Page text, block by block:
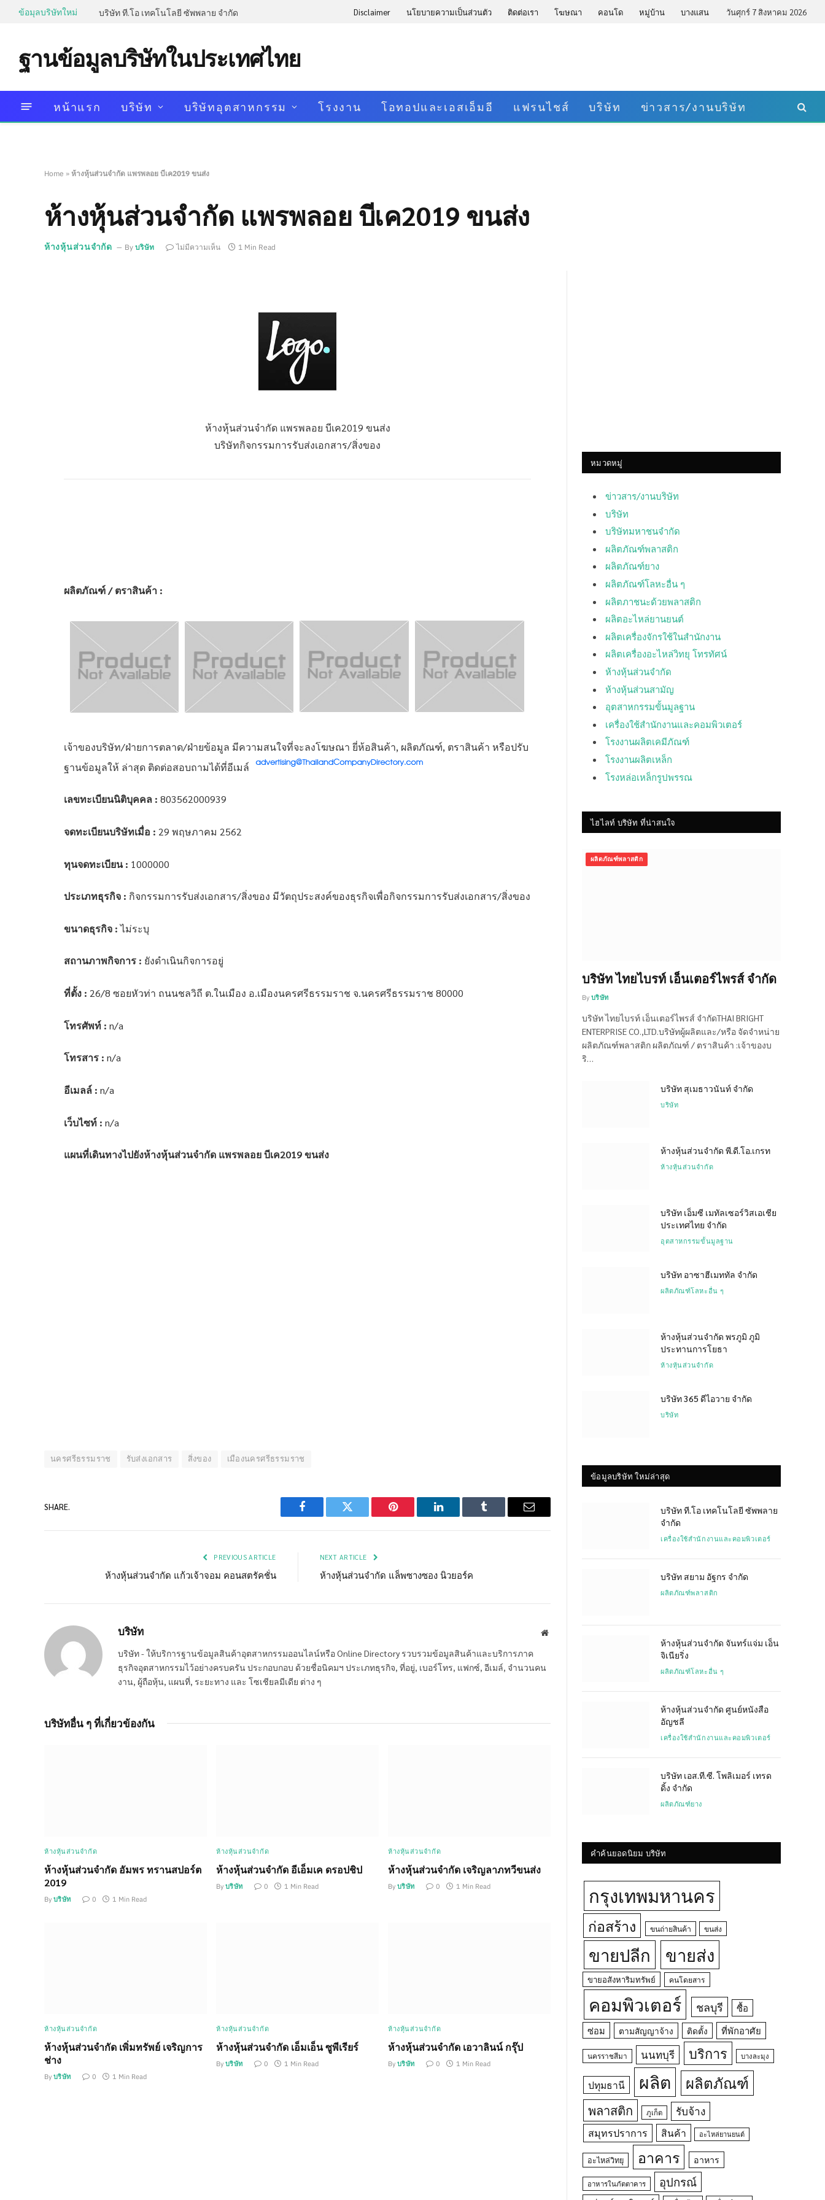
ข้อมุลบริษัทใหม่ บริษัท ที.โอ เทคโนโลยี ซัพพลาย จำกัด Disclaimer นโยบายความเป็นส่วนตัว ติดต่อเรา โฆษณา คอนโด หมู่บ้าน บางแสน วันศุกร์ 7 สิงหาคม 2026
ฐานข้อมูลบริษัทในประเทศไทย
หน้าแรก บริษัท บริษัทอุตสาหกรรม โรงงาน โอทอปและเอสเอ็มอี แฟรนไชส์ บริษัท ข่าวสาร/งานบริษัท
Home » ห้างหุ้นส่วนจำกัด แพรพลอย บีเค2019 ขนส่ง
ห้างหุ้นส่วนจำกัด แพรพลอย บีเค2019 ขนส่ง
ห้างหุ้นส่วนจำกัด By บริษัท ไม่มีความเห็น 1 Min Read
ห้างหุ้นส่วนจำกัด แพรพลอย บีเค2019 ขนส่ง
บริษัทกิจกรรมการรับส่งเอกสาร/สิ่งของ
ผลิตภัณฑ์ / ตราสินค้า :
เจ้าของบริษัท/ฝ่ายการตลาด/ฝ่ายข้อมูล มีความสนใจที่จะลงโฆษณา ยี่ห้อสินค้า, ผลิตภัณฑ์, ตราสินค้า หรือปรับ
ฐานข้อมูลให้ ล่าสุด ติดต่อสอบถามได้ที่อีเมล์
เลขทะเบียนนิติบุคคล : 803562000939
จดทะเบียนบริษัทเมื่อ : 29 พฤษภาคม 2562
ทุนจดทะเบียน : 1000000
ประเภทธุรกิจ : กิจกรรมการรับส่งเอกสาร/สิ่งของ มีวัตถุประสงค์ของธุรกิจเพื่อกิจกรรมการรับส่งเอกสาร/สิ่งของ
ขนาดธุรกิจ :ไม่ระบุ
สถานภาพกิจการ : ยังดำเนินกิจการอยู่
ที่ตั้ง : 26/8 ซอยหัวท่า ถนนชลวิถี ต.ในเมือง อ.เมืองนครศรีธรรมราช จ.นครศรีธรรมราช 80000
โทรศัพท์ : n/a
โทรสาร : n/a
อีเมลล์ : n/a
เว็บไซท์ : n/a
แผนที่เดินทางไปยังห้างหุ้นส่วนจำกัด แพรพลอย บีเค2019 ขนส่ง
นครศรีธรรมราช รับส่งเอกสาร สิ่งของ เมืองนครศรีธรรมราช
SHARE.
Facebook Twitter Pinterest LinkedIn Tumblr Email
PREVIOUS ARTICLE
ห้างหุ้นส่วนจำกัด แก้วเจ้าจอม คอนสตรัคชั่น
NEXT ARTICLE
ห้างหุ้นส่วนจำกัด แล็พซางซอง นิวยอร์ค
บริษัท Website
บริษัท - ให้บริการฐานข้อมูลสินค้าอุตสาหกรรมออนไลน์หรือ Online Directory รวบรวมข้อมูลสินค้าและบริการภาค
ธุรกิจอุตสาหกรรมไว้อย่างครบครัน ประกอบกอบ ด้วยชื่อนิคมฯ ประเภทธุรกิจ, ที่อยู่, เบอร์โทร, แฟกซ์, อีเมล์, จำนวนคน
งาน, ผู้ถือหุ้น, แผนที่, ระยะทาง และ โซเชียลมีเดีย ต่าง ๆ
บริษัทอื่น ๆ ที่เกี่ยวข้องกัน
ห้างหุ้นส่วนจำกัด
ห้างหุ้นส่วนจำกัด อัมพร ทรานสปอร์ต
2019
By บริษัท 0 1 Min Read
ห้างหุ้นส่วนจำกัด
ห้างหุ้นส่วนจำกัด อีเอ็มเค ดรอปชิป
By บริษัท 0 1 Min Read
ห้างหุ้นส่วนจำกัด
ห้างหุ้นส่วนจำกัด เจริญลาภทวีขนส่ง
By บริษัท 0 1 Min Read
ห้างหุ้นส่วนจำกัด
ห้างหุ้นส่วนจำกัด เพิ่มทรัพย์ เจริญการ
ช่าง
By บริษัท 0 1 Min Read
ห้างหุ้นส่วนจำกัด
ห้างหุ้นส่วนจำกัด เอ็มเอ็น ซูพีเรียร์
By บริษัท 0 1 Min Read
ห้างหุ้นส่วนจำกัด
ห้างหุ้นส่วนจำกัด เอวาลินน์ กรุ๊ป
By บริษัท 0 1 Min Read
หมวดหมู่
ข่าวสาร/งานบริษัท
บริษัท
บริษัทมหาชนจำกัด
ผลิตภัณฑ์พลาสติก
ผลิตภัณฑ์ยาง
ผลิตภัณฑ์โลหะอื่น ๆ
ผลิตภาชนะด้วยพลาสติก
ผลิตอะไหล่ยานยนต์
ผลิตเครื่องจักรใช้ในสำนักงาน
ผลิตเครื่องอะไหล่วิทยุ โทรทัศน์
ห้างหุ้นส่วนจำกัด
ห้างหุ้นส่วนสามัญ
อุตสาหกรรมขั้นมูลฐาน
เครื่องใช้สำนักงานและคอมพิวเตอร์
โรงงานผลิตเคมีภัณฑ์
โรงงานผลิตเหล็ก
โรงหล่อเหล็กรูปพรรณ
ไฮไลท์ บริษัท ที่น่าสนใจ
ผลิตภัณฑ์พลาสติก
บริษัท ไทยไบรท์ เอ็นเตอร์ไพรส์ จำกัด
By บริษัท
บริษัท ไทยไบรท์ เอ็นเตอร์ไพรส์ จำกัดTHAI BRIGHT
ENTERPRISE CO.,LTD.บริษัทผู้ผลิตและ/หรือ จัดจำหน่าย
ผลิตภัณฑ์พลาสติก ผลิตภัณฑ์ / ตราสินค้า :เจ้าของบ
ริ…
บริษัท สุเมธาวนันท์ จำกัด
บริษัท
ห้างหุ้นส่วนจำกัด พี.ดี.โอ.เกรท
ห้างหุ้นส่วนจำกัด
บริษัท เอ็มซี เมทัลเซอร์วิสเอเชีย
ประเทศไทย จำกัด
อุตสาหกรรมขั้นมูลฐาน
บริษัท อาซาฮีเมททัล จำกัด
ผลิตภัณฑ์โลหะอื่น ๆ
ห้างหุ้นส่วนจำกัด พรภูมิ ภูมิ
ประทานการโยธา
ห้างหุ้นส่วนจำกัด
บริษัท 365 ดีไอวาย จำกัด
บริษัท
ข้อมูลบริษัท ใหม่ล่าสุด
บริษัท ที.โอ เทคโนโลยี ซัพพลาย
จำกัด
เครื่องใช้สำนักงานและคอมพิวเตอร์
บริษัท สยาม อัฐกร จำกัด
ผลิตภัณฑ์พลาสติก
ห้างหุ้นส่วนจำกัด จันทร์แจ่ม เอ็น
จิเนียริ่ง
ผลิตภัณฑ์โลหะอื่น ๆ
ห้างหุ้นส่วนจำกัด ศูนย์หนังสือ
อัญชลี
เครื่องใช้สำนักงานและคอมพิวเตอร์
บริษัท เอส.ที.ซี. โพลิเมอร์ เทรด
ดิ้ง จำกัด
ผลิตภัณฑ์ยาง
คำค้นยอดนิยม บริษัท
กรุงเทพมหานคร
ก่อสร้าง ขนถ่ายสินค้า ขนส่ง
ขายปลีก ขายส่ง
ขายอสังหาริมทรัพย์ คนโดยสาร
คอมพิวเตอร์ ชลบุรี
ซื้อ
ซ่อม
ตามสัญญาจ้าง ติดตั้ง ที่พักอาศัย
นครราชสีมา นนทบุรี บริการ บางละมุง
ปทุมธานี ผลิต ผลิตภัณฑ์
พลาสติก ภูเก็ต รับจ้าง
สมุทรปราการ สินค้า อะไหล่ยานยนต์
อะไหล่วิทยุ อาคาร อาหาร
อาหารในภัตตาคาร อุปกรณ์